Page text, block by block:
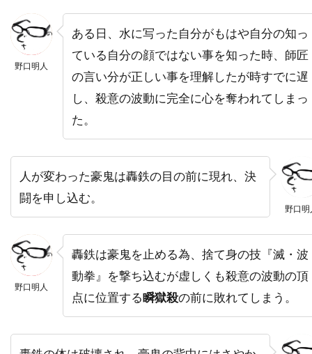
ドミニク・ボヴ
ドミニク・マーカス
ドミニク・ロワゾー
ドラゴン・フィルム
ドリアン・リガル＝アンスー
ドリュー・バリモア
ドリーマ・ウォーカー
ドリームワークス
ドレア・ド・マッテオ
ドロテ・ブリエール・メリット
ドワイヤー・ブラウン
ドン・G・キャンベル
ドン・カルファ
ドン・バージェス
ドン・マーフィ
ドン・リックルズ
ドーナル・グリーソン
ナイジェル・ウィロウビー
ナイジェル・ストック
ナサニエル・パーカー
野口明人
ある日、水に写った自分がもはや自分の知っ
ている自分の顔ではない事を知った時、師匠
の言い分が正しい事を理解したが時すでに遅
し、殺意の波動に完全に心を奪われてしまっ
た。
野口明
人が変わった豪鬼は轟鉄の目の前に現れ、決
闘を申し込む。
野口明人
轟鉄は豪鬼を止める為、捨て身の技『滅・波
動拳』を撃ち込むが虚しくも殺意の波動の頂
点に位置する瞬獄殺の前に敗れてしまう。